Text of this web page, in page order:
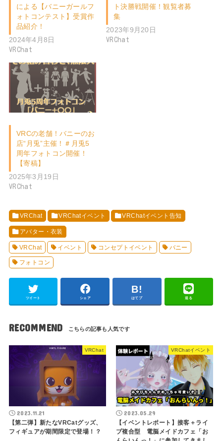
による【バニーガールフ
ォトコンテスト】受賞作
品紹介！
2024年4月8日
VRChat
ト決勝戦開催！観覧者募
集
2023年9月20日
VRChat
VRCの老舗！バニーのお
店“月兎”主催！＃月兎5
周年フォトコン開催！
【寄稿】
2025年3月19日
VRChat
VRChat VRChatイベント VRChatイベント告知
アバター・衣装
VRChat イベント コンセプトイベント バニー
フォトコン
ツイート シェア はてブ 送る
RECOMMEND
VRChat
2023.11.21
【第二弾】新たなVRCatグッズ、
フィギュアが期間限定で登場！？
VRChatイベント
2023.05.29
【イベントレポート】接客＋ライ
ブ複合型 電脳メイドカフェ「お